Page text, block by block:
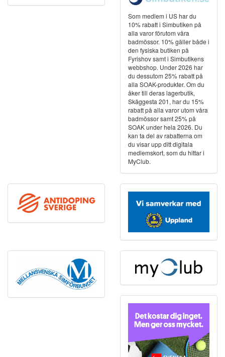
Som medlem i US har du
10% rabatt i Simbutiken på
alla varor förutom våra
badmössor. 10% gäller både i
den fysiska butiken på
Fyrishov samt i Simbutikens
webbshop. Under 2026 har
du dessutom 25% rabatt på
alla SOAK-produkter. Om du
åker till deras lagerbutik,
Skäggesta 201, har du 15%
rabatt på alla varor utom våra
badmössor samt 25% på
SOAK under hela 2026. Du
kan ta del av rabatterna om
du visar upp ditt digitala
medlemskort, som du hittar i
MyClub.